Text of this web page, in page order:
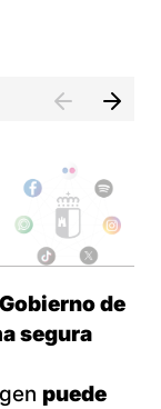
Gobierno de
segura
puede